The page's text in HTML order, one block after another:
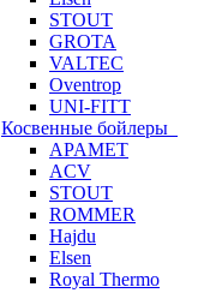
STOUT
GROTA
VALTEC
Oventrop
UNI-FITT
Косвенные бойлеры
APAMET
ACV
STOUT
ROMMER
Hajdu
Elsen
Royal Thermo